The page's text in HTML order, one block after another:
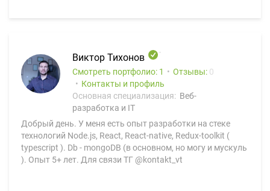
Виктор Тихонов
Смотреть портфолио: 1 Отзывы: 0
Контакты и профиль
Основная специализация: Веб-
разработка и IT
Добрый день. У меня есть опыт разработки на стеке
технологий Node.js, React, React-native, Redux-toolkit (
typescript ). Db - mongoDB (в основном, но могу и мускуль
). Опыт 5+ лет. Для связи ТГ @kontakt_vt